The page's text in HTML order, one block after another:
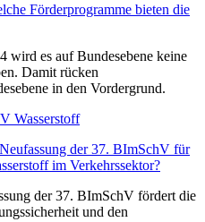
Förderprogramme bieten die
wird es auf Bundesebene keine
Damit rücken
in den Vordergrund.
der 37. BImSchV für
im Verkehrssektor?
der 37. BImSchV fördert die
und den